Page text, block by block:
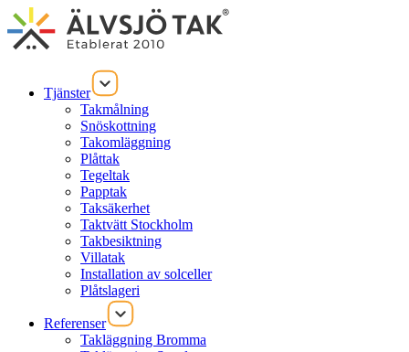
Tjänster
Takmålning
Snöskottning
Takomläggning
Plåttak
Tegeltak
Papptak
Taksäkerhet
Taktvätt Stockholm
Takbesiktning
Villatak
Installation av solceller
Plåtslageri
Referenser
Takläggning Bromma